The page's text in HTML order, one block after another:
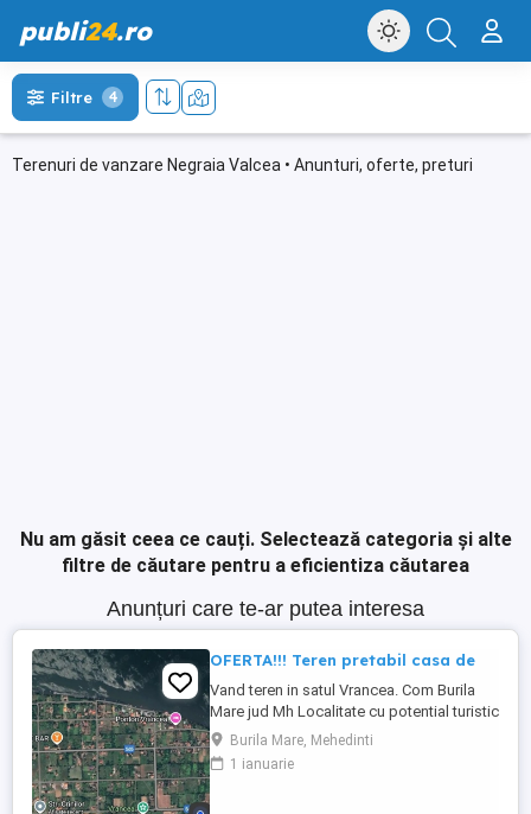
publi24.ro
Terenuri de vanzare Negraia Valcea • Anunturi, oferte, preturi
Filtre 4
Nu am găsit ceea ce cauți. Selectează categoria și alte
filtre de căutare pentru a eficientiza căutarea
Anunțuri care te-ar putea interesa
OFERTA!!! Teren pretabil casa de
Vand teren in satul Vrancea. Com Burila
Mare jud Mh Localitate cu potential turistic
, agrement. Aproximativ 200 metri pana la
Dunare Zona linistita, ideala pt casa de
vacanta,cabana,pensiune etc Suprafata
Burila Mare, Mehedinti
1 ianuarie